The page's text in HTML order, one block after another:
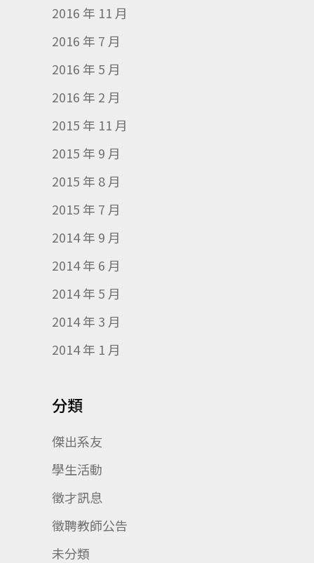
2016 年 11 月
2016 年 7 月
2016 年 5 月
2016 年 2 月
2015 年 11 月
2015 年 9 月
2015 年 8 月
2015 年 7 月
2014 年 9 月
2014 年 6 月
2014 年 5 月
2014 年 3 月
2014 年 1 月
分類
傑出系友
學生活動
徵才訊息
徵聘教師公告
未分類